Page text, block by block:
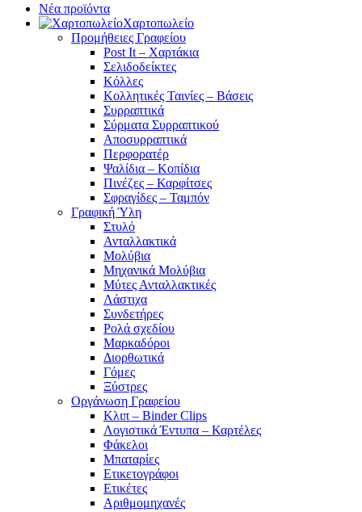
Νέα προϊόντα
Χαρτοπωλείο
Προμήθειες Γραφείου
Post It – Χαρτάκια
Σελιδοδείκτες
Κόλλες
Κολλητικές Ταινίες – Βάσεις
Συρραπτικά
Σύρματα Συρραπτικού
Αποσυρραπτικά
Περφορατέρ
Ψαλίδια – Κοπίδια
Πινέζες – Καρφίτσες
Σφραγίδες – Ταμπόν
Γραφική Ύλη
Στυλό
Ανταλλακτικά
Μολύβια
Μηχανικά Μολύβια
Μύτες Ανταλλακτικές
Λάστιχα
Συνδετήρες
Ρολά σχεδίου
Μαρκαδόροι
Διορθωτικά
Γόμες
Ξύστρες
Οργάνωση Γραφείου
Κλιπ – Binder Clips
Λογιστικά Έντυπα – Καρτέλες
Φάκελοι
Μπαταρίες
Ετικετογράφοι
Ετικέτες
Αριθμομηχανές